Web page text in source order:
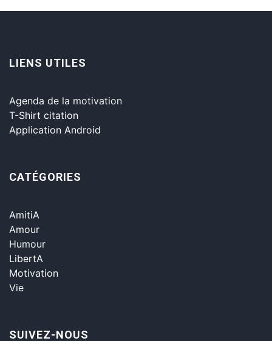
LIENS UTILES
Agenda de la motivation
T-Shirt citation
Application Android
CATÉGORIES
AmitiA
Amour
Humour
LibertA
Motivation
Vie
SUIVEZ-NOUS